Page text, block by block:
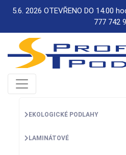
5.6. 2026 OTEVŘENO DO 14.00
777 742
EKOLOGICKÉ PODLAHY
LAMINÁTOVÉ